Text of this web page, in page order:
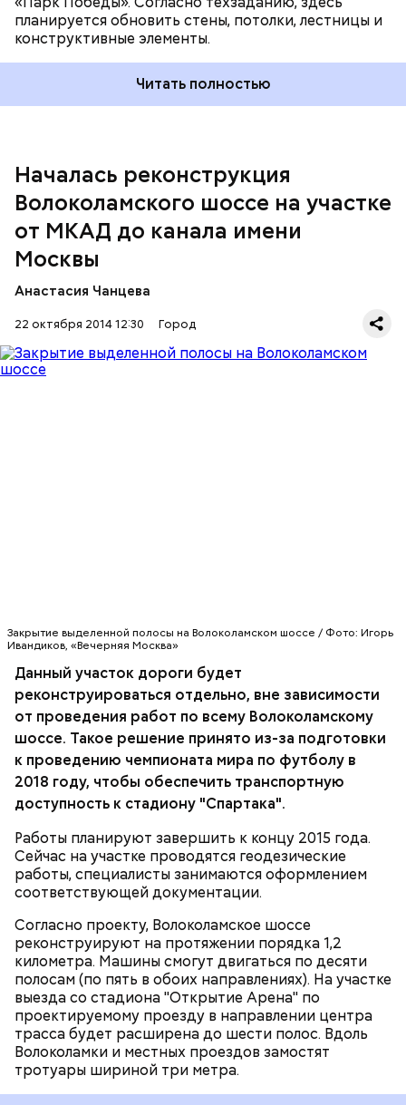
планируется обновить стены, потолки, лестницы и
конструктивные элементы.
Читать полностью
Началась реконструкция
Волоколамского шоссе на участке
от МКАД до канала имени
Москвы
Анастасия Чанцева
22 октября 2014 12:30 Город
Закрытие выделенной полосы на Волоколамском шоссе / Фото: Игорь
Ивандиков, «Вечерняя Москва»
Данный участок дороги будет
реконструироваться отдельно, вне зависимости
от проведения работ по всему Волоколамскому
шоссе. Такое решение принято из-за подготовки
к проведению чемпионата мира по футболу в
2018 году, чтобы обеспечить транспортную
доступность к стадиону "Спартака".
Работы планируют завершить к концу 2015 года.
Сейчас на участке проводятся геодезические
работы, специалисты занимаются оформлением
соответствующей документации.
Согласно проекту, Волоколамское шоссе
реконструируют на протяжении порядка 1,2
километра. Машины смогут двигаться по десяти
полосам (по пять в обоих направлениях). На участке
выезда со стадиона "Открытие Арена" по
проектируемому проезду в направлении центра
трасса будет расширена до шести полос. Вдоль
Волоколамки и местных проездов замостят
тротуары шириной три метра.
В районе метро "Тушинская" возведут эстакаду
длиной 523,7 метра. Она будет шестиполосной, по
три полосы движения в каждом направлении.
Вдоль эстакады возведут боковые проезды (три
полосы движения).